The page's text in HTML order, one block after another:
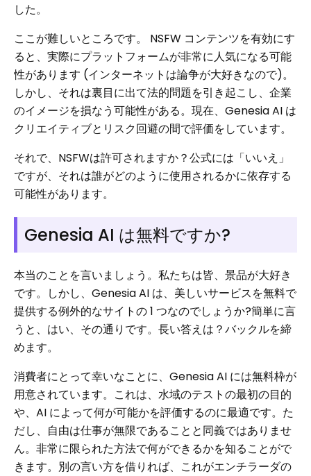
した。
ここが難しいところです。 NSFW コンテンツを有効にす
ると、実際にプラットフォームが非常に人気になる可能
性があります (インターネットは論争が大好きなので)。
しかし、それは裏目に出て法的問題を引き起こし、企業
のイメージを損なう可能性がある。現在、Genesia AI は
クリエイティブとリスク回避の間で評価をしています。
それで、NSFWは許可されますか？公式には「いいえ」
ですが、それは誰がどのように使用されるかに依存する
可能性があります。
Genesia AI は無料ですか?
本当のことを言いましょう。私たちは皆、景品が大好き
です。しかし、Genesia AI は、美しいサービスを無料で
提供する例外的なサイトの 1 つなのでしょうか?簡単に言
うと、はい、その通りです。長い答えは？バックルを締
めます。
消費者にとって幸いなことに、Genesia AI には無料枠が
用意されています。これは、水域のテストの最初の目的
や、AI によって何が可能かを評価するのに最適です。た
だし、自由は仕事が無限であることと同義ではありませ
ん。非常に限られた方法で何ができるかを知ることがで
きます。別の言い方を借りれば、これがエンチラーダの